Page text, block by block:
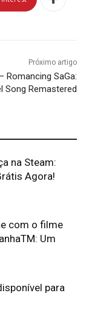
Próximo artigo
Romancing SaGa:
Song Remastered
na Steam:
Agora!
com o filme
Um
para